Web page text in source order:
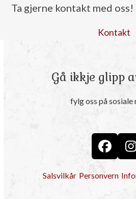
Ta gjerne kontakt med oss!
Kontakt
Gå ikkje glipp
fylg oss på sosiale
Salsvilkår Personvern